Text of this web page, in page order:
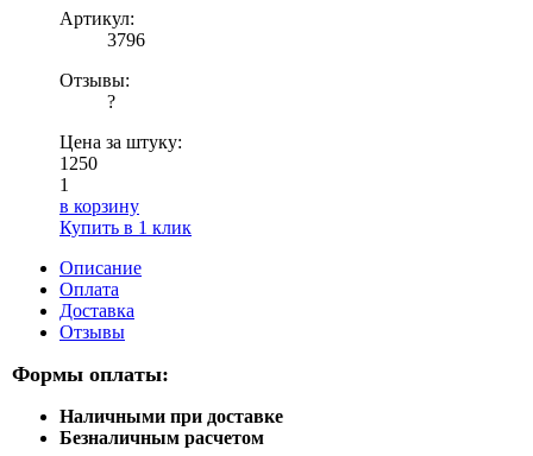
Артикул:
3796
Отзывы:
?
Цена за штуку:
1250
1
в корзину
Купить в 1 клик
Описание
Оплата
Доставка
Отзывы
Формы оплаты:
Наличными при доставке
Безналичным расчетом